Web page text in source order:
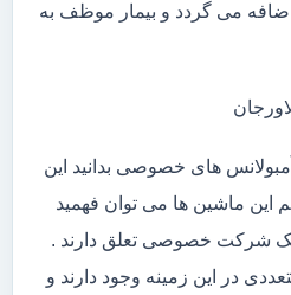
می گردد و بیمار موظف به
های خصوصی بدانید این
این ماشین ها می توان فهمید
یک شرکت خصوصی تعلق دارند .
در این زمینه وجود دارند و